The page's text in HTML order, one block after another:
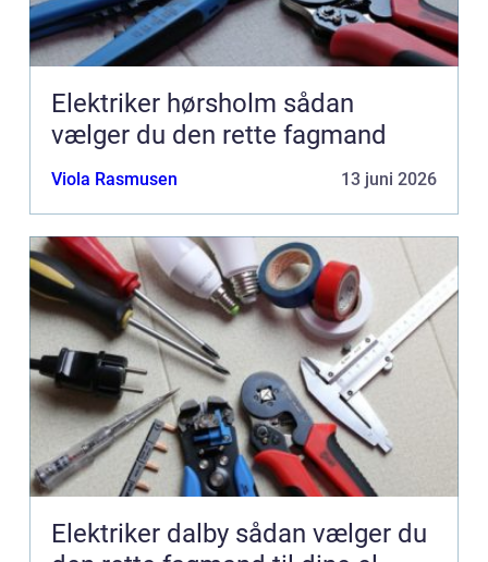
Elektriker hørsholm sådan
vælger du den rette fagmand
Viola Rasmusen 13 juni 2026
Elektriker dalby sådan vælger du